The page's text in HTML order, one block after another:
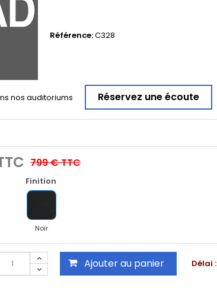
Référence:C328
nos auditoriums Réservez une écoute
799 €TTC
Finition
Noir
Ajouter au panier Délai :